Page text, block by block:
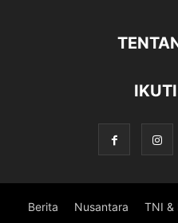
Berita Nusantara TNI &